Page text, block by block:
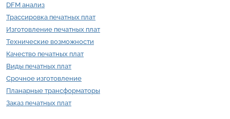
DFM анализ
Трассировка печатных плат
Изготовление печатных плат
Технические возможности
Качество печатных плат
Виды печатных плат
Срочное изготовление
Планарные трансформаторы
Заказ печатных плат